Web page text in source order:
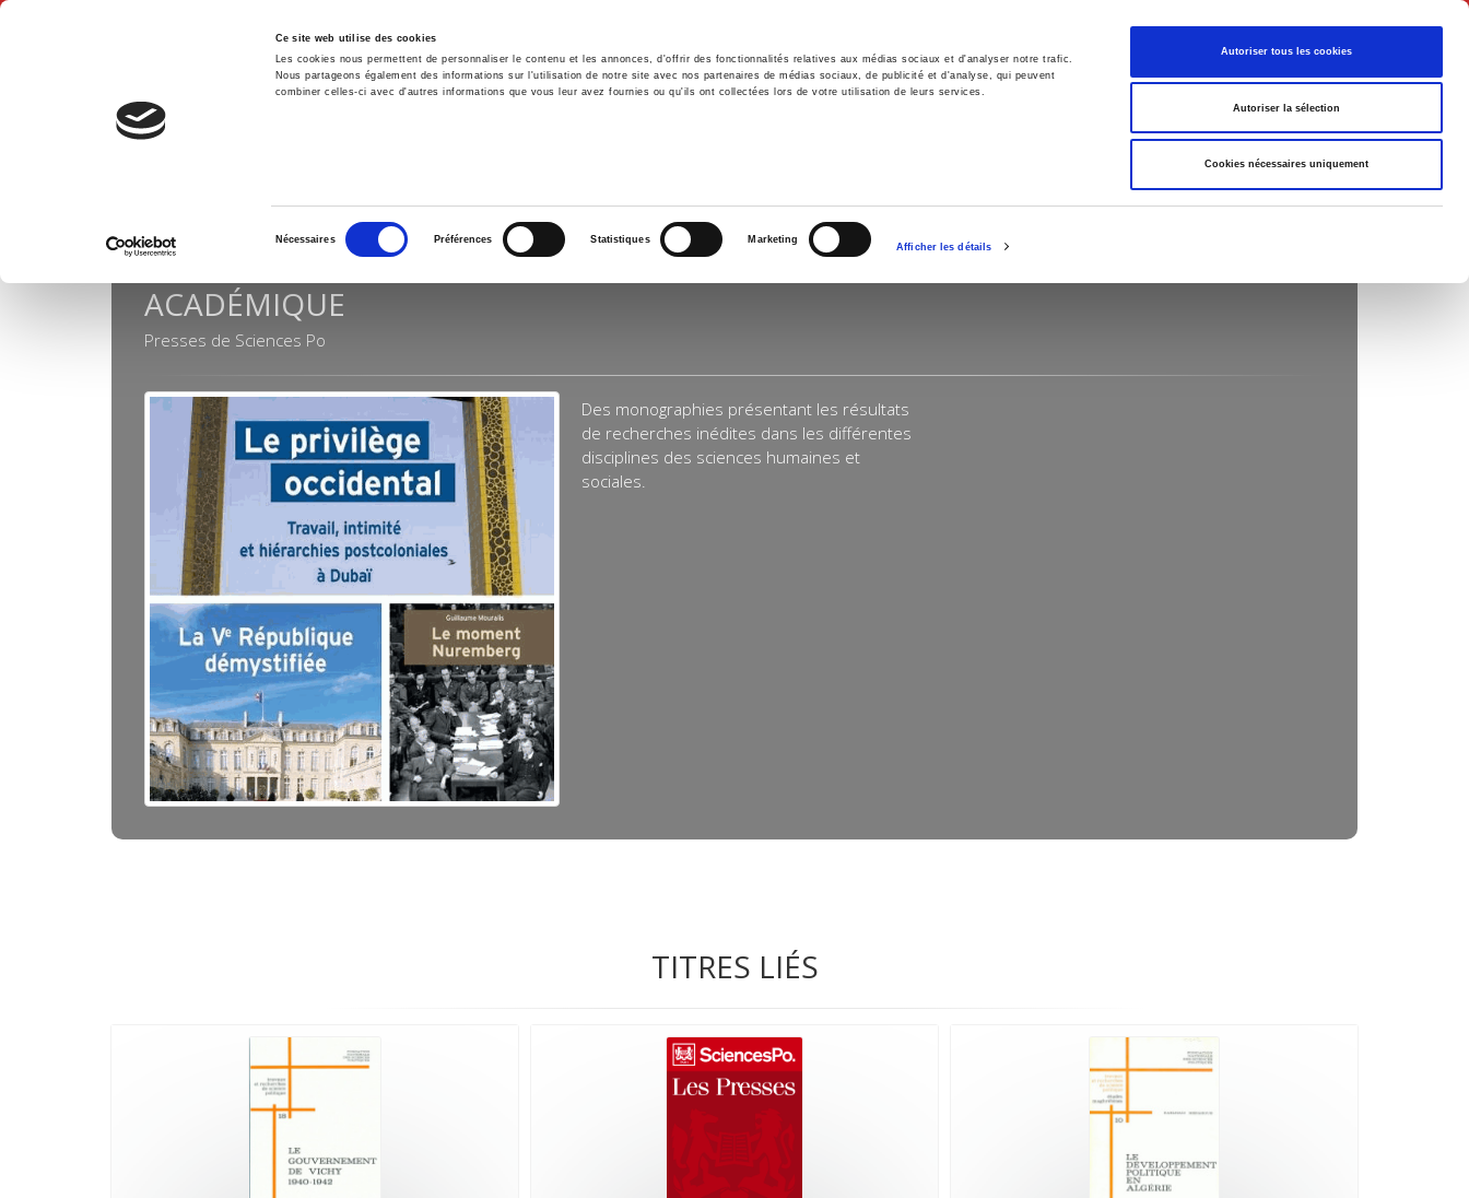
Ce site web utilise des cookies
Les cookies nous permettent de personnaliser le contenu et les annonces, d'offrir des fonctionnalités relatives aux médias sociaux et d'analyser notre trafic.
Nous partageons également des informations sur l'utilisation de notre site avec nos partenaires de médias sociaux, de publicité et d'analyse, qui peuvent
combiner celles-ci avec d'autres informations que vous leur avez fournies ou qu'ils ont collectées lors de votre utilisation de leurs services.
consentement
Nécessaires Préférences Statistiques Marketing
Afficher les détails
Autoriser tous les cookies
Autoriser la sélection
Cookies nécessaires uniquement
Français
Accueil Environnement Histoire International
ACADÉMIQUE
Presses de Sciences Po
Des monographies présentant les résultats
de recherches inédites dans les différentes
disciplines des sciences humaines et
sociales.
TITRES LIÉS